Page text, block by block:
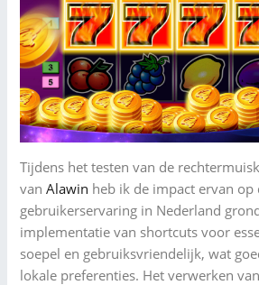
Tijdens het testen van de
vanAlawin heb ik de impact ervan op
gebruikerservaring in Nederland
implementatie van shortcuts voor
soepel en gebruiksvriendelijk, wat
lokale preferenties. Het verwerken